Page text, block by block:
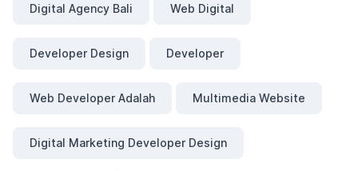
Digital Agency Bali Web Digital
Developer Design Developer
Web Developer Adalah Multimedia Website
Digital Marketing Developer Design